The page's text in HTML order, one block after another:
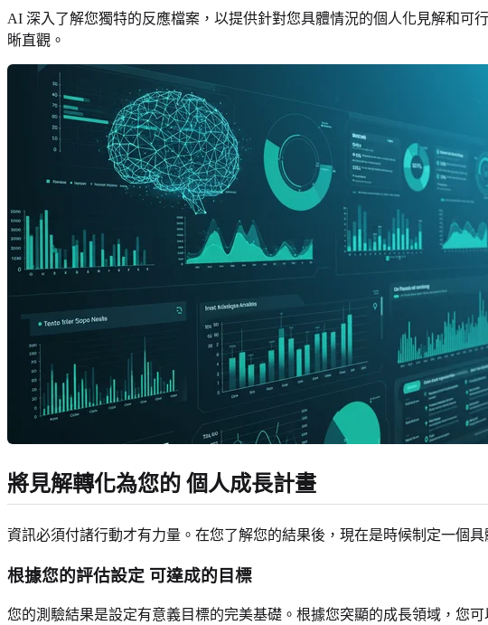
AI 深入了解您獨特的反應檔案，以提供針對您具體情況的個人化見解和
晰直觀。
將見解轉化為您的 個人成長計畫
資訊必須付諸行動才有力量。在您了解您的結果後，現在是時候制定一個
根據您的評估設定 可達成的目標
您的測驗結果是設定有意義目標的完美基礎。根據您突顯的成長領域，您